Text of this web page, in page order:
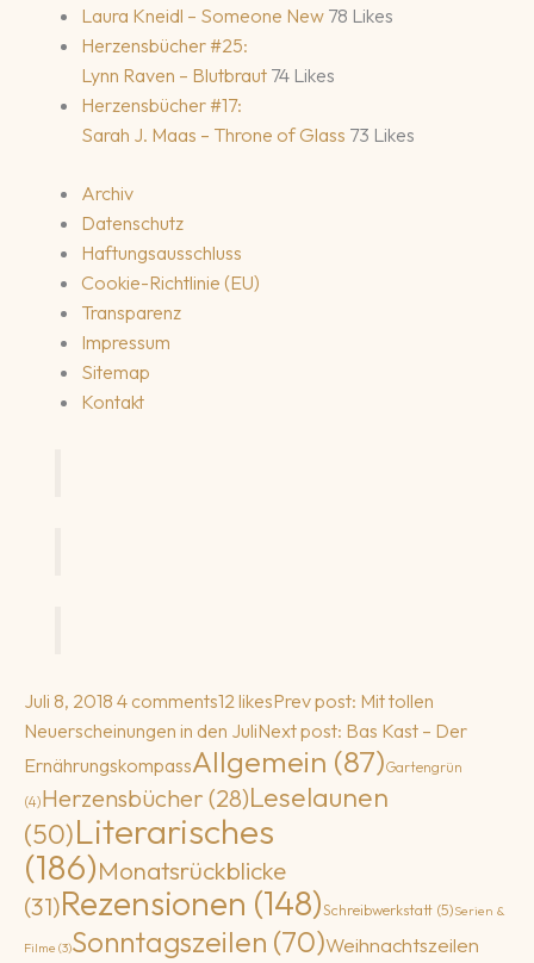
Laura Kneidl – Someone New 78 Likes
Herzensbücher #25:
Lynn Raven – Blutbraut 74 Likes
Herzensbücher #17:
Sarah J. Maas – Throne of Glass 73 Likes
Archiv
Datenschutz
Haftungsausschluss
Cookie-Richtlinie (EU)
Transparenz
Impressum
Sitemap
Kontakt
Juli 8, 2018 4 comments12 likesPrev post: Mit tollen
Neuerscheinungen in den JuliNext post: Bas Kast – Der
ErnährungskompassAllgemein (87)Gartengrün
(4)Herzensbücher (28)Leselaunen
(50)Literarisches
(186)Monatsrückblicke
(31)Rezensionen (148)Schreibwerkstatt (5)Serien &
Filme (3)Sonntagszeilen (70)Weihnachtszeilen